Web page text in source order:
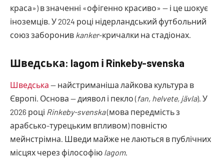
краса») в значенні «офігенно красиво» — і це шокує
іноземців. У 2024 році нідерландський футбольний
союз заборонив kanker-кричалки на стадіонах.
Шведська: lagom і Rinkeby-svenska
Шведська — найстриманіша лайкова культура в
Європі. Основа — диявол і пекло (fan, helvete, jävla). У
2026 році Rinkeby-svenska(мова передмість з
арабсько-турецьким впливом) повністю
мейнстрімна. Шведи майже не лаються в публічних
місцях через філософію lagom.